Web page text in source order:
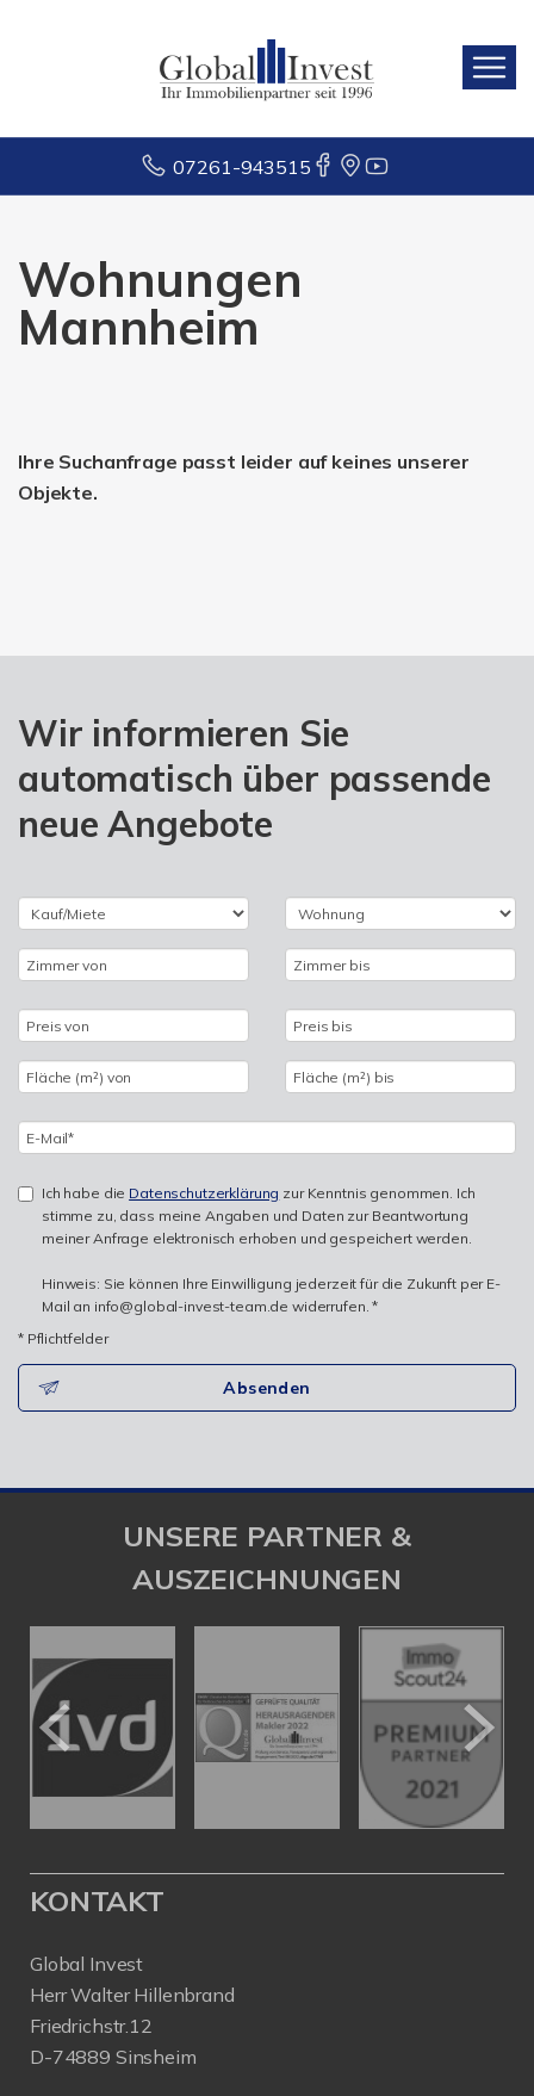
07261-943515
Wohnungen
Mannheim
Ihre Suchanfrage passt leider auf keines unserer
Objekte.
Wir informieren Sie
automatisch über passende
neue Angebote
Ich habe die Datenschutzerklärung zur Kenntnis genommen. Ich
stimme zu, dass meine Angaben und Daten zur Beantwortung
meiner Anfrage elektronisch erhoben und gespeichert werden.
Hinweis: Sie können Ihre Einwilligung jederzeit für die Zukunft per E-
Mail an info@global-invest-team.de widerrufen. *
* Pflichtfelder
Absenden
UNSERE PARTNER &
AUSZEICHNUNGEN
KONTAKT
Global Invest
Herr Walter Hillenbrand
Friedrichstr.12
D-74889 Sinsheim